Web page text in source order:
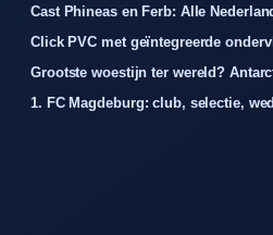
Cast Phineas en Ferb: Alle
Click PVC met geïntegreerde
Grootste woestijn ter wereld?
1. FC Magdeburg: club, selectie,